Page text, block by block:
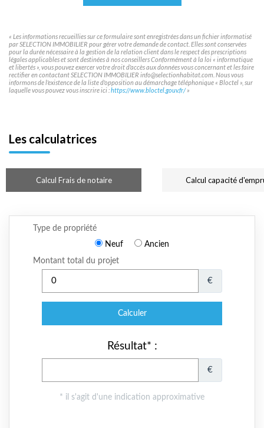
« Les informations recueillies sur ce formulaire sont enregistrées dans un fichier informatisé
par SELECTION IMMOBILIER pour gérer votre demande de contact. Elles sont conservées
pour la durée nécessaire à la gestion de la relation client dans le respect des prescriptions
légales applicables et sont destinées à nos conseillers Conformément à la loi « informatique
et libertés », vous pouvez exercer votre droit d'accès aux données vous concernant et les faire
rectifier en contactant SELECTION IMMOBILIER info@selectionhabitat.com. Nous vous
informons de l'existence de la liste d'opposition au démarchage téléphonique « Bloctel », sur
laquelle vous pouvez vous inscrire ici :https://www.bloctel.gouv.fr/»
Les calculatrices
Calcul Frais de notaire Calcul capacité